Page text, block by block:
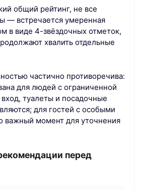
общий рейтинг, не все
— встречается умеренная
в виде 4-звёздочных отметок,
хвалить отдельные
частично противоречива:
для людей с ограниченной
туалеты и посадочные
для гостей с особыми
важный момент для уточнения
перед